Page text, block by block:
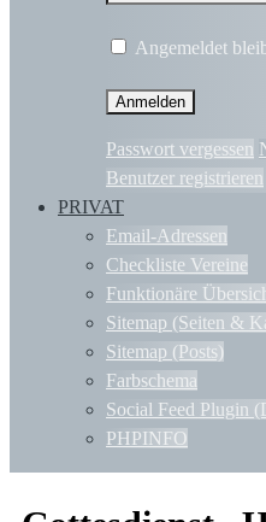
Angemeldet
Passwort vergessen
Benutzer registrieren
PRIVAT
Email-Adressen
Checkliste Vereine
Funktionäre
Sitemap (Seiten &
Sitemap (Posts)
Farbschema
Social Feed Plugin
PHPINFO